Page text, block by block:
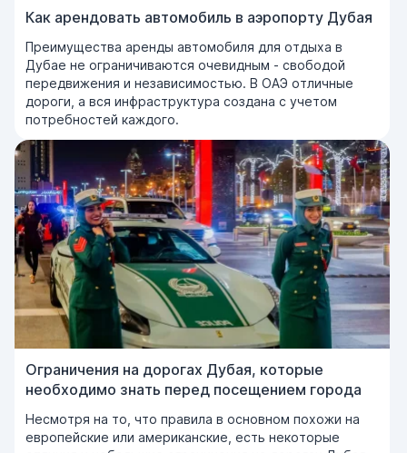
Как арендовать автомобиль в аэропорту Дубая
Преимущества аренды автомобиля для отдыха в
Дубае не ограничиваются очевидным - свободой
передвижения и независимостью. В ОАЭ отличные
дороги, а вся инфраструктура создана с учетом
потребностей каждого.
Ограничения на дорогах Дубая, которые
необходимо знать перед посещением города
Несмотря на то, что правила в основном похожи на
европейские или американские, есть некоторые